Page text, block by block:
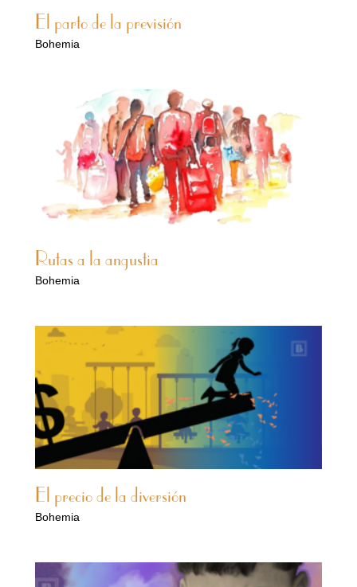
El parto de la previsión
Bohemia
Rutas a la angustia
Bohemia
El precio de la diversión
Bohemia